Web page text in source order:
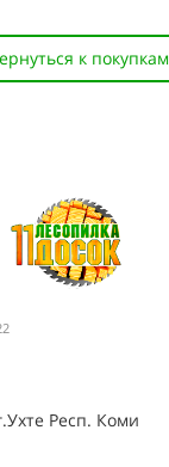
к покупкам
Респ. Коми